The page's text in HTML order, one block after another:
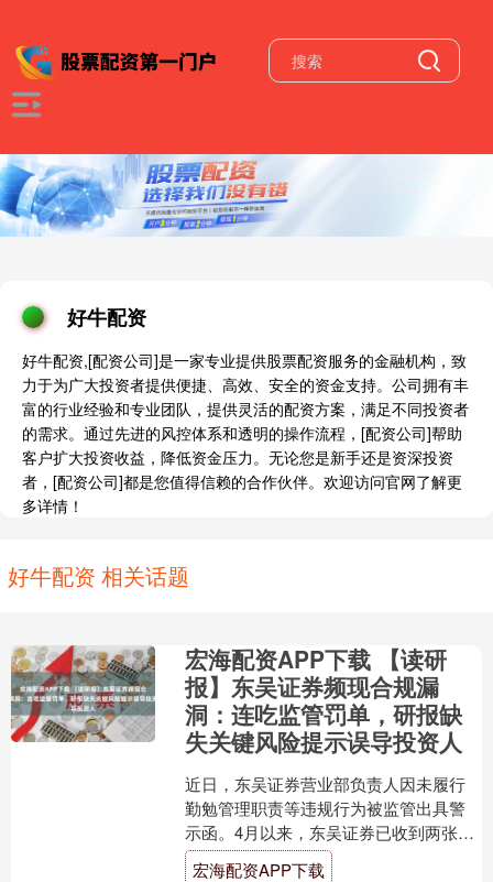
好牛配资
好牛配资,[配资公司]是一家专业提供股票配资服务的金融机构，致
力于为广大投资者提供便捷、高效、安全的资金支持。公司拥有丰
富的行业经验和专业团队，提供灵活的配资方案，满足不同投资者
的需求。通过先进的风控体系和透明的操作流程，[配资公司]帮助
客户扩大投资收益，降低资金压力。无论您是新手还是资深投资
者，[配资公司]都是您值得信赖的合作伙伴。欢迎访问官网了解更
多详情！
好牛配资 相关话题
宏海配资APP下载 【读研
报】东吴证券频现合规漏
洞：连吃监管罚单，研报缺
失关键风险提示误导投资人
近日，东吴证券营业部负责人因未履行
勤勉管理职责等违规行为被监管出具警
示函。4月以来，东吴证券已收到两张罚
单。 此外，东吴证券在上市公司股东减
宏海配资APP下载